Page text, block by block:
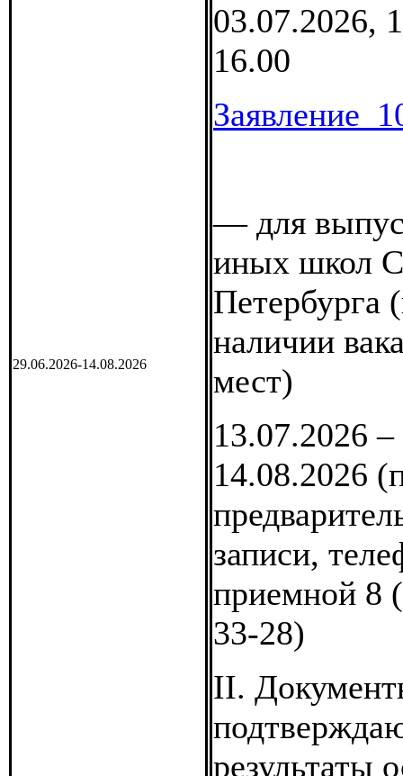
29.06.2026-14.08.2026
03.07.2026,
16.00
— для
иных школ
Петербурга
наличии
мест)
13.07.2026 –
14.08.2026
записи,
приемной 8
33-28)
II.
результаты